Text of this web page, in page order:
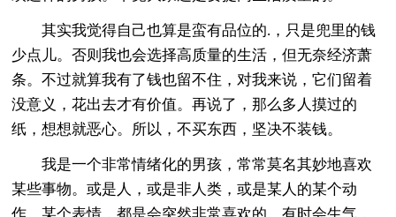
其实我觉得自己也算是蛮有品位的.，只是兜里的钱
少点儿。否则我也会选择高质量的生活，但无奈经济萧
条。不过就算我有了钱也留不住，对我来说，它们留着
没意义，花出去才有价值。再说了，那么多人摸过的
纸，想想就恶心。所以，不买东西，坚决不装钱。
我是一个非常情绪化的男孩，常常莫名其妙地喜欢
某些事物。或是人，或是非人类，或是某人的某个动